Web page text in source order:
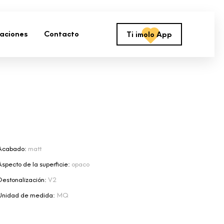
Contacto Ti imolo App
matt
de la superficie: opaco
V2
de medida: MQ